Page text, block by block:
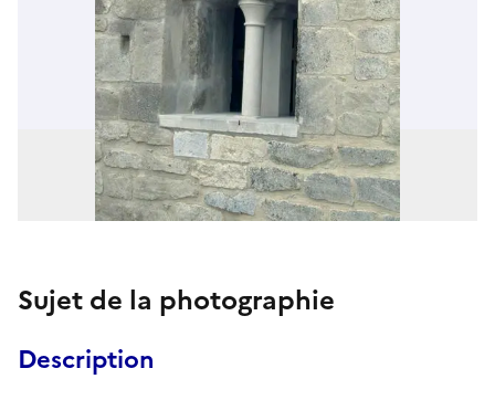
Sujet de la photographie
Description